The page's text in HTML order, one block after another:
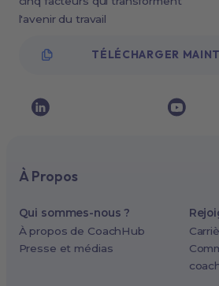
l'avenir du travail
TÉLÉCHARGER
À Propos
Qui sommes-nous ?
À propos de CoachHub
Presse et médias